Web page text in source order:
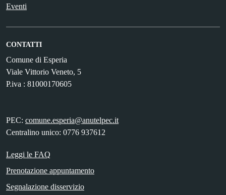
Eventi
CONTATTI
Comune di Esperia
Viale Vittorio Veneto, 5
P.iva : 81000170605
PEC: comune.esperia@anutelpec.it
Centralino unico: 0776 937612
Leggi le FAQ
Prenotazione appuntamento
Segnalazione disservizio